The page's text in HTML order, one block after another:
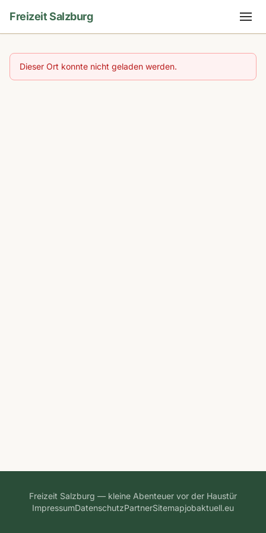
Freizeit Salzburg
Dieser Ort konnte nicht geladen werden.
Freizeit Salzburg — kleine Abenteuer vor der Haustür
ImpressumDatenschutzPartnerSitemapjobaktuell.eu